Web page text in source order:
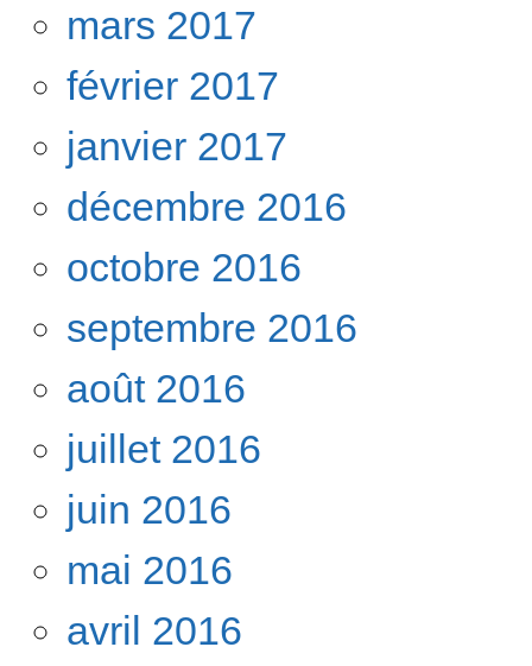
mars 2017
février 2017
janvier 2017
décembre 2016
octobre 2016
septembre 2016
août 2016
juillet 2016
juin 2016
mai 2016
avril 2016